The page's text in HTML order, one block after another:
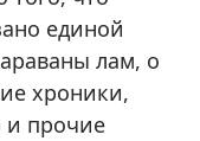
единой
лам, о
хроники,
и прочие